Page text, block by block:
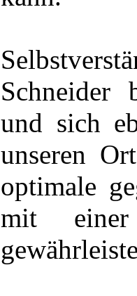
Schneider
und sich
unseren
optimale
mit einer